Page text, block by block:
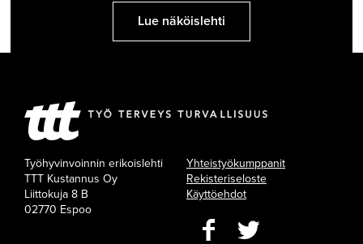
Lue näköislehti
Työhyvinvoinnin erikoislehti
TTT Kustannus Oy
Liittokuja 8 B
02770 Espoo
Yhteistyökumppanit
Rekisteriseloste
Käyttöehdot